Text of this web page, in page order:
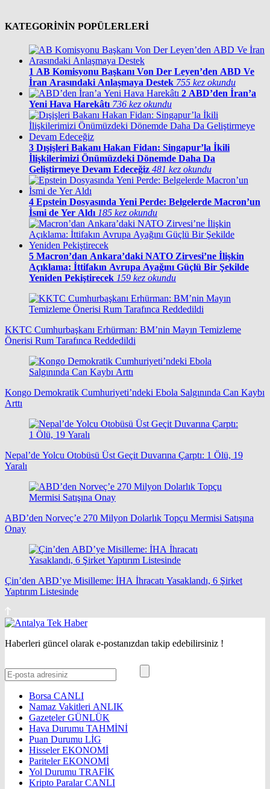
KATEGORİNİN POPÜLERLERİ
1 AB Komisyonu Başkanı Von Der Leyen’den ABD Ve
İran Arasındaki Anlaşmaya Destek 755 kez okundu
2 ABD’den İran’a
Yeni Hava Harekâtı 736 kez okundu
3 Dışişleri Bakanı Hakan Fidan: Singapur’la İkili
İlişkilerimizi Önümüzdeki Dönemde Daha Da
Geliştirmeye Devam Edeceğiz 481 kez okundu
4 Epstein Dosyasında Yeni Perde: Belgelerde Macron’un
İsmi de Yer Aldı 185 kez okundu
5 Macron’dan Ankara’daki NATO Zirvesi’ne İlişkin
Açıklama: İttifakın Avrupa Ayağını Güçlü Bir Şekilde
Yeniden Pekiştirecek 159 kez okundu
KKTC Cumhurbaşkanı Erhürman: BM’nin Mayın Temizleme
Önerisi Rum Tarafınca Reddedildi
Kongo Demokratik Cumhuriyeti’ndeki Ebola Salgınında Can Kaybı
Arttı
Nepal’de Yolcu Otobüsü Üst Geçit Duvarına Çarptı: 1 Ölü, 19
Yaralı
ABD’den Norveç’e 270 Milyon Dolarlık Topçu Mermisi Satışına
Onay
Çin’den ABD’ye Misilleme: İHA İhracatı Yasaklandı, 6 Şirket
Yaptırım Listesinde
Haberleri güncel olarak e-postanızdan takip edebilirsiniz !
Borsa CANLI
Namaz Vakitleri ANLIK
GazetelerGÜNLÜK
Hava Durumu TAHMİNİ
Puan Durumu LİG
HisselerEKONOMİ
ParitelerEKONOMİ
Yol Durumu TRAFİK
Kripto ParalarCANLI